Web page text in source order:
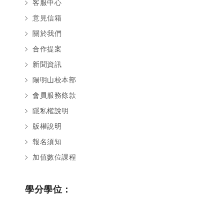
客服中心
意見信箱
關於我們
合作提案
新聞資訊
陽明山校本部
會員服務條款
隱私權說明
版權說明
報名須知
加值數位課程
學分學位：